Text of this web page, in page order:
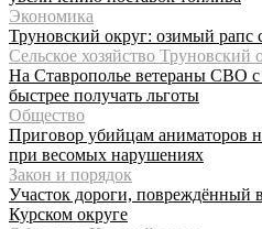
Экономика
Труновский округ: озимый рапс
Сельское хозяйство Труновский
На Ставрополье ветераны СВО
быстрее получать льготы
Общество
Приговор убийцам аниматоров
при весомых нарушениях
Закон и порядок
Участок дороги, повреждённый
Курском округе